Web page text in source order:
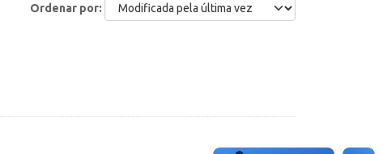
Ordenar por